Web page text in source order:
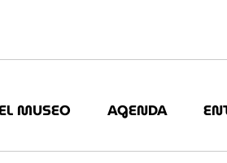
MUSEO AGENDA